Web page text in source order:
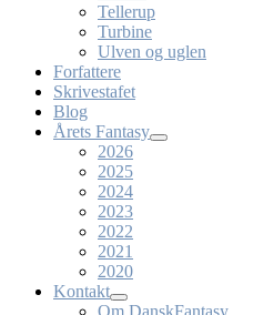
Tellerup
Turbine
Ulven og uglen
Forfattere
Skrivestafet
Blog
Årets Fantasy
2026
2025
2024
2023
2022
2021
2020
Kontakt
Om DanskFantasy